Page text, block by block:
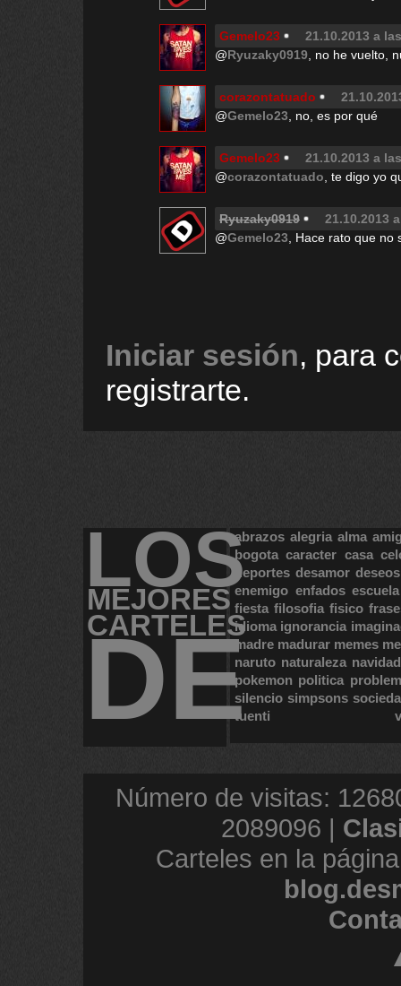
Gemelo23
21.10.2013 a
@Ryuzaky0919 , no he vuelto,
corazontatuado
@Gemelo23 , no, es por qué
Gemelo23
21.10.2013 a
@corazontatuado , te digo yo
Ryuzaky0919
21.10.2013
@Gemelo23 , Hace rato que
Iniciar sesión, para
registrarte.
LOS
MEJORES
CARTELES
DE
abrazos alegria alma
bogota caracter casa
deportes desamor deseos
enemigo enfados escuela
fiesta filosofia fisico
idioma ignorancia
madre madurar memes
naruto naturaleza navidad
pokemon politica
silencio simpsons
tuenti
Número de visitas:
2089096 |
Carteles en la